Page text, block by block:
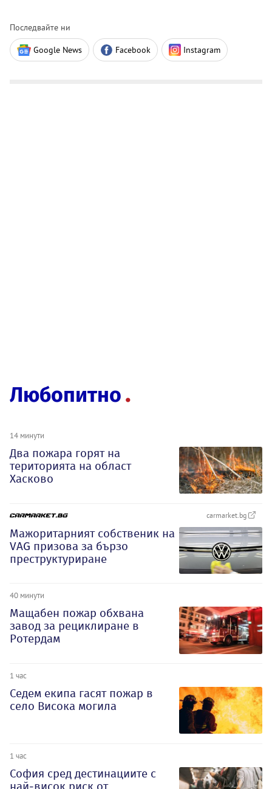
Последвайте ни
Google News Facebook Instagram
Любопитно
14 минути
Два пожара горят на
територията на област
Хасково
carmarket.bg
Мажоритарният собственик на
VAG призова за бързо
преструктуриране
40 минути
Мащабен пожар обхвана
завод за рециклиране в
Ротердам
1 час
Седем екипа гасят пожар в
село Висока могила
1 час
София сред дестинациите с